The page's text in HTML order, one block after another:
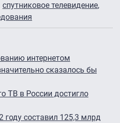
спутниковое телевидение
интернетом
сказалось бы
ТВ в России достигло
составил 125,3 млрд